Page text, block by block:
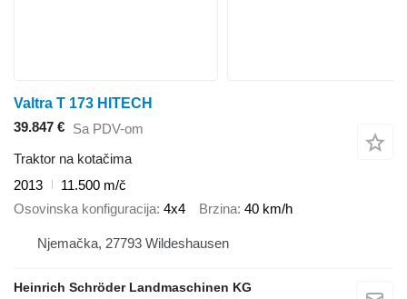
Valtra T 173 HITECH
39.847 € Sa PDV-om
Traktor na kotačima
2013
11.500 m/č
Osovinska konfiguracija 4x4 Brzina 40 km/h
Njemačka, 27793 Wildeshausen
Heinrich Schröder Landmaschinen KG